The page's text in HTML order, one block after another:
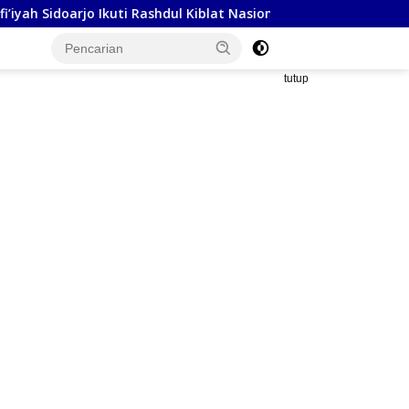
Ikuti Rashdul Kiblat Nasional, Siapkan Penyesuaian Arah Kiblat
tutup